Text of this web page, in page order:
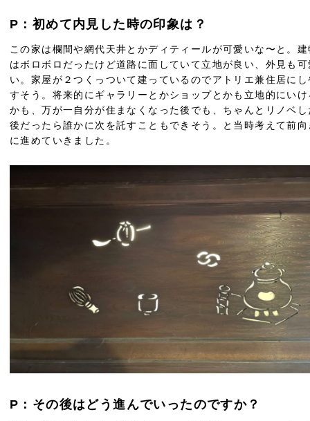
P：初めて内見した時の印象は？
この家は欄間や網代天井とかディティールが可愛いな〜と。建
はボロボロだったけど道路に面していて立地が良い、外見も可
い。家屋が２つくっついて建っているのでアトリエ兼住居にし
すそう。将来的にギャラリーとかショップとかも立地的にいけ
かも、万が一自分が住まなくなった後でも、ちゃんとリノベし
後だったら誰かに次を託すこともできそう。と当時考えて前向
に進めていきました。
P：その後はどう進んでいったのですか？